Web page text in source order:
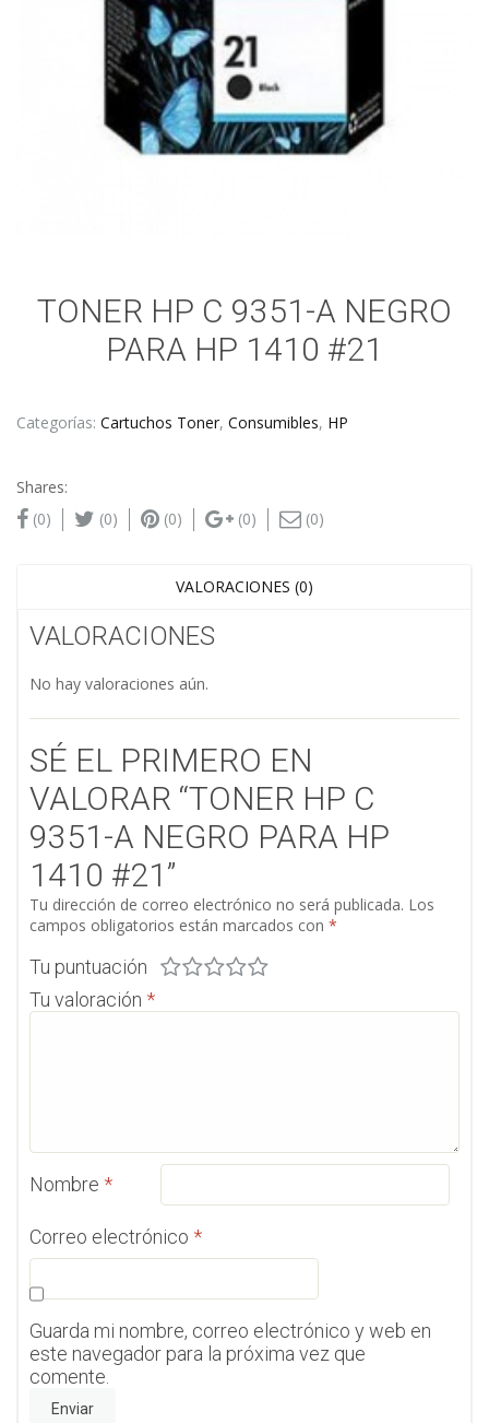
TONER HP C 9351-A NEGRO
PARA HP 1410 #21
Categorías: Cartuchos Toner, Consumibles, HP
Shares:
(0)
(0) (0) (0) (0)
VALORACIONES (0)
VALORACIONES
No hay valoraciones aún.
SÉ EL PRIMERO EN
VALORAR “TONER HP C
9351-A NEGRO PARA HP
1410 #21”
Tu dirección de correo electrónico no será publicada. Los
campos obligatorios están marcados con *
Tu puntuación
Tu valoración *
Nombre *
Correo electrónico *
Guarda mi nombre, correo electrónico y web en
este navegador para la próxima vez que
comente.